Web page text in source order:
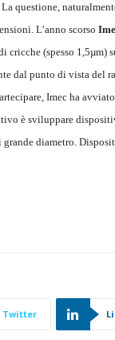
questione,
L’anno scorso
cricche (spesso
dal punto di vista del
Imec ha
è sviluppare
diametro.
Twitter